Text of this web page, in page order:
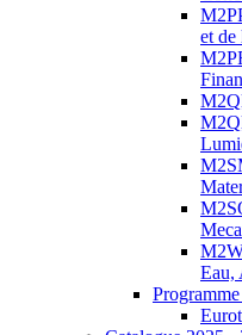
et de
Eau,